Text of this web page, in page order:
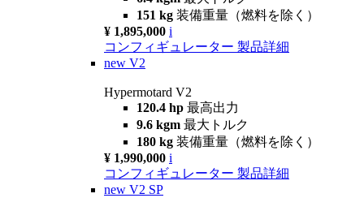
151 kg 装備重量（燃料を除く）
¥ 1,895,000 i
コンフィギュレーター 製品詳細
new V2
Hypermotard V2
120.4 hp 最高出力
9.6 kgm 最大トルク
180 kg 装備重量（燃料を除く）
¥ 1,990,000 i
コンフィギュレーター 製品詳細
new V2 SP